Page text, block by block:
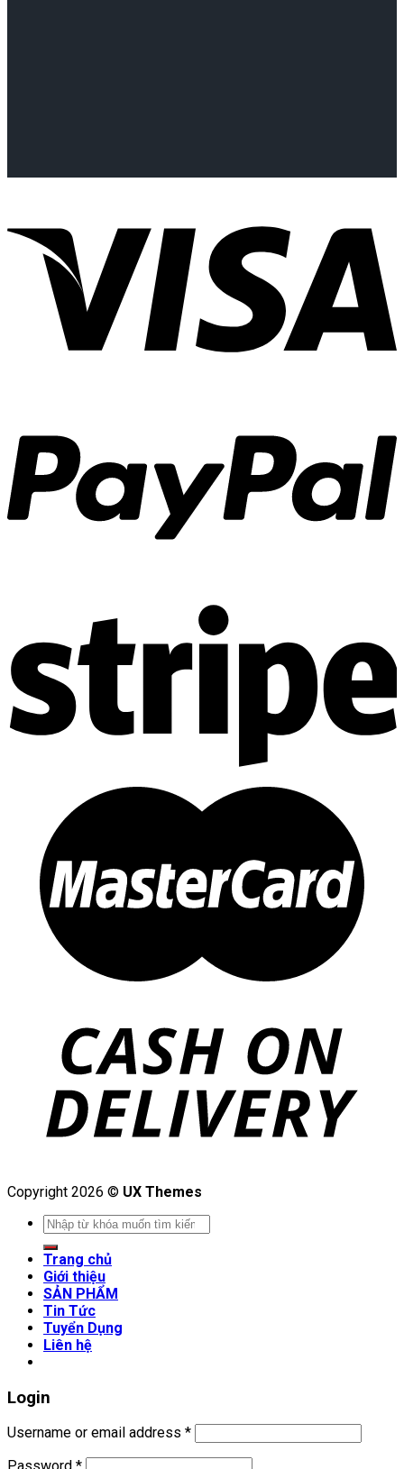
Copyright 2026 © UX Themes
Search
for:
Trang chủ
Giới thiệu
SẢN PHẨM
Tin Tức
Tuyển Dụng
Liên hệ
Login
Username or email address *